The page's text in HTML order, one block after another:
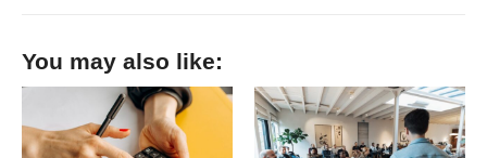
You may also like: